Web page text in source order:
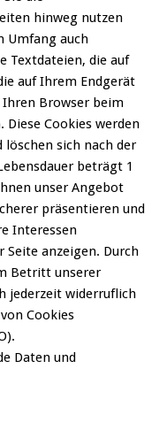
hinweg nutzen
Umfang auch
Textdateien, die auf
auf Ihrem Endgerät
Browser beim
Diese Cookies werden
sich nach der
beträgt 1
unser Angebot
präsentieren und
Interessen
anzeigen. Durch
Betritt unserer
jederzeit widerruflich
Cookies
Daten und